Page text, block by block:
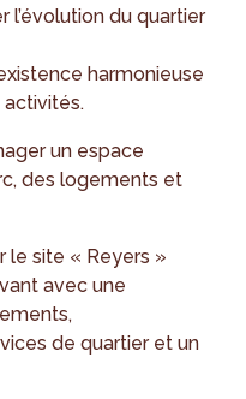
l’évolution du quartier
harmonieuse
un espace
des logements et
le site « Reyers »
avec une
de quartier et un